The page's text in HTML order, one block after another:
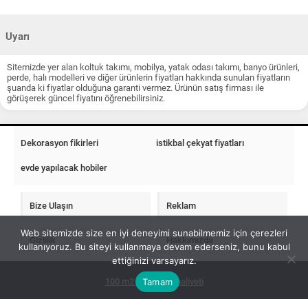
Uyarı
Sitemizde yer alan koltuk takımı, mobilya, yatak odası takımı, banyo ürünleri,
perde, halı modelleri ve diğer ürünlerin fiyatları hakkında sunulan fiyatların
şuanda ki fiyatlar olduğuna garanti vermez. Ürünün satış firması ile
görüşerek güncel fiyatını öğrenebilirsiniz.
Dekorasyon fikirleri istikbal çekyat fiyatları
evde yapılacak hobiler
Bize Ulaşın Reklam
Gizlilik Hakkımızda
100 m2 ev insaat maliyeti
Web sitemizde size en iyi deneyimi sunabilmemiz için çerezleri
kullanıyoruz. Bu siteyi kullanmaya devam ederseniz, bunu kabul
ettiğinizi varsayarız.
Tamam